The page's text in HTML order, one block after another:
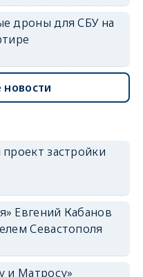
дроны для СБУ на
новости
застройки
Евгений Кабанов
Севастополя
и Матросу»